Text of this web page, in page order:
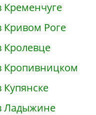
Кременчуге
Кривом Роге
Кролевце
Кропивницком
Ладыжине